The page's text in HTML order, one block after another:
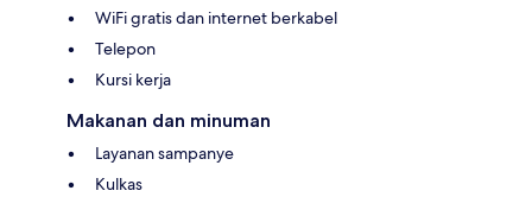
WiFi gratis dan internet berkabel
Telepon
Kursi kerja
Makanan dan minuman
Layanan sampanye
Kulkas